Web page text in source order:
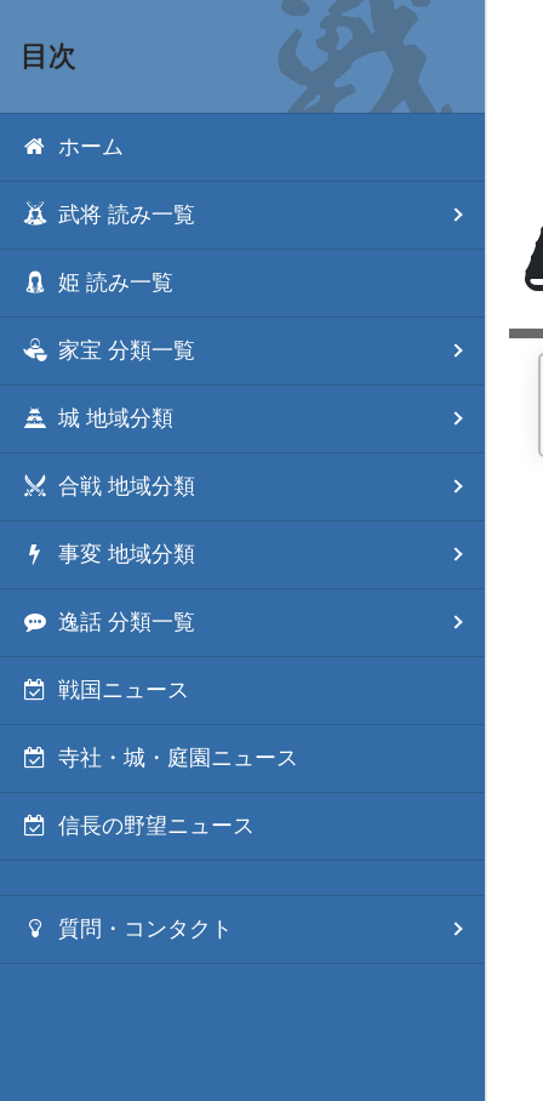
目次
ホーム
武将 読み一覧
姫 読み一覧
家宝 分類一覧
城 地域分類
合戦 地域分類
事変 地域分類
逸話 分類一覧
戦国ニュース
寺社・城・庭園ニュース
信長の野望ニュース
質問・コンタクト